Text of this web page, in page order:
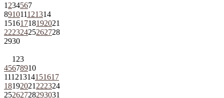
1 234567
891011121314
15161718192021
22232425262728
2930
1 23
45678910
11121314151617
18192021 222324
25262728293031